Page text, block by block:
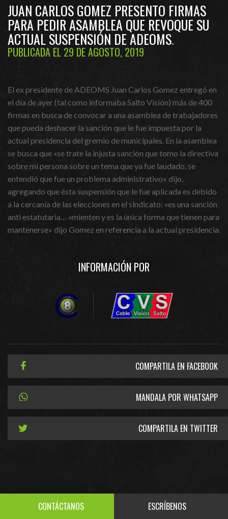
JUAN CARLOS GOMEZ PRESENTO FIRMAS
PARA PEDIR ASAMBLEA QUE REVOQUE SU
ACTUAL SUSPENSIÓN DE ADEOMS
PUBLICADA EL 29 DE AGOSTO, 2019
El ex presidente de ADEOMS Juan Carlos Gomez entregó en
el día de ayer (tal como informaba Salto Visión) más de 400
firmas en busca de convocar a una asamblea de trabajadores
que pueda deshacer la sanción que le fue impuesta por la
actual presidencia del gremio de municipales. En la asamblea
se busca que «se trate la injusta sanción que tomo la directiva
sobre mi persona sobre un tema que ya fue laudado, se
entendió que fue un problema administrativo» dijo,
agregando que ésta suspensión que le fue aplicada es debido
a la cercanía de las elecciones en el sindicato: «es una sanción
anti estatutaria… «mienten y es la única forma que tienen para
mantenerse» dijo Gomez en referencia a la actual presidencia.
INFORMACIÓN POR
COMPARTILA EN FACEBOOK
MANDALA POR WHATSAPP
COMPARTILA EN TWITTER
CONTÁCTANOS ESCRÍBENOS